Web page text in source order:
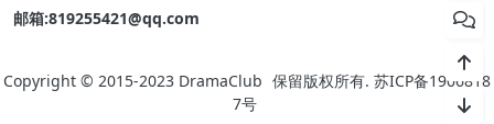
邮箱:819255421@qq.com
Copyright © 2015-2023 DramaClub 保留版权所有. 苏ICP备1906818
7号